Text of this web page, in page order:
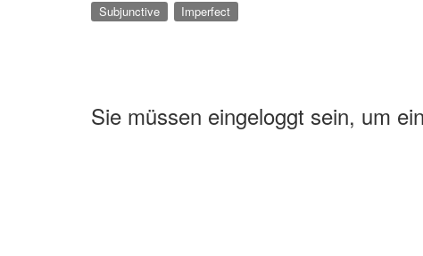
Subjunctive Imperfect
Sie müssen eingeloggt sein, um